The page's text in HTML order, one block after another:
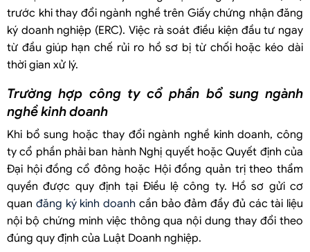
trước khi thay đổi ngành nghề trên Giấy chứng nhận đăng
ký doanh nghiệp (ERC). Việc rà soát điều kiện đầu tư ngay
từ đầu giúp hạn chế rủi ro hồ sơ bị từ chối hoặc kéo dài
thời gian xử lý.
Trường hợp công ty cổ phần bổ sung ngành
nghề kinh doanh
Khi bổ sung hoặc thay đổi ngành nghề kinh doanh, công
ty cổ phần phải ban hành Nghị quyết hoặc Quyết định của
Đại hội đồng cổ đông hoặc Hội đồng quản trị theo thẩm
quyền được quy định tại Điều lệ công ty. Hồ sơ gửi cơ
quan đăng ký kinh doanh cần bảo đảm đầy đủ các tài liệu
nội bộ chứng minh việc thông qua nội dung thay đổi theo
đúng quy định của Luật Doanh nghiệp.